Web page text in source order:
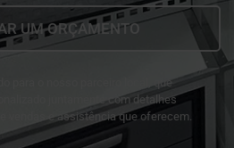
UM ORÇAMENTO
para o nosso parceiro local, que
juntamente com detalhes
vendas e assistência que oferecem.